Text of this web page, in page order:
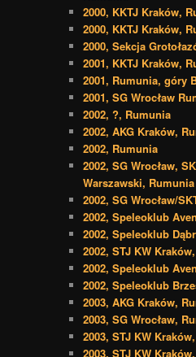
2000, KKTJ Kraków,
2000, KKTJ Kraków,
2000, Sekcja
2001, KKTJ Kraków,
2001, Rumunia, góry
2001, SG Wrocław
2002, ?, Rumunia
2002, AKG Kraków,
2002, Rumunia
2002, SG Wrocław,
Warszawski, Rumunia
2002, SG Wrocław/
2002, Speleoklub
2002, Speleoklub
2002, STJ KW
2002, Speleoklub
2002, Speleoklub
2003, AKG Kraków,
2003, SG Wrocław,
2003, STJ KW
2003, STJ KW